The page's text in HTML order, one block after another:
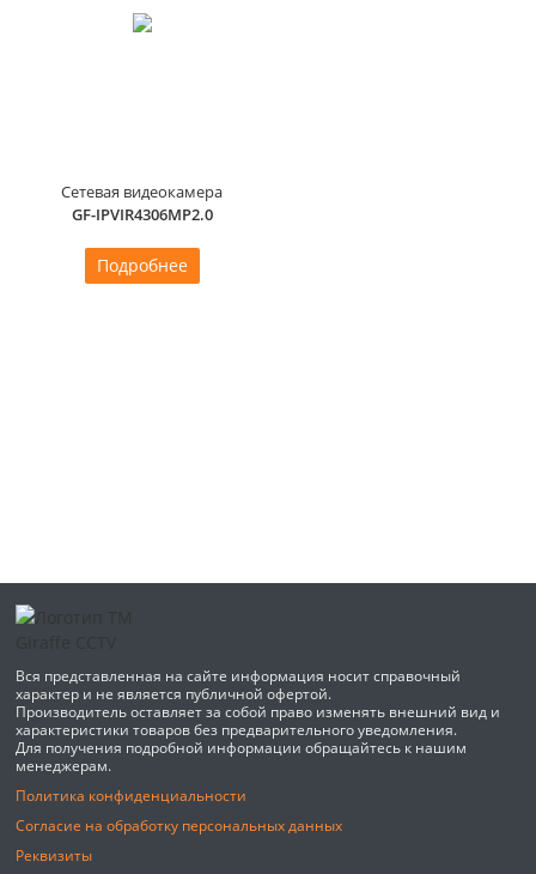
Сетевая видеокамера
GF-IPVIR4306MP2.0
Подробнее
Вся представленная на сайте информация носит справочный
характер и не является публичной офертой.
Производитель оставляет за собой право изменять внешний вид и
характеристики товаров без предварительного уведомления.
Для получения подробной информации обращайтесь к нашим
менеджерам.
Политика конфиденциальности
Согласие на обработку персональных данных
Реквизиты